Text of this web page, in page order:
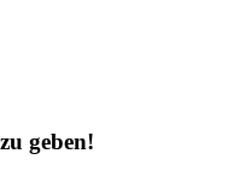
geben!